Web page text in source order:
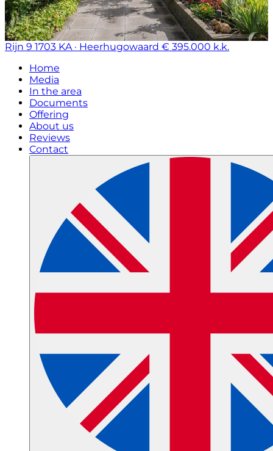
Rijn 9 1703 KA · Heerhugowaard € 395.000 k.k.
Home
Media
In the area
Documents
Offering
About us
Reviews
Contact